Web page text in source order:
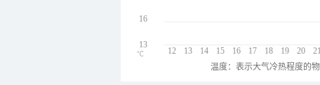
12 13 14 15 16 17 18 19 20 21
16
13
℃
温度：表示大气冷热程度的